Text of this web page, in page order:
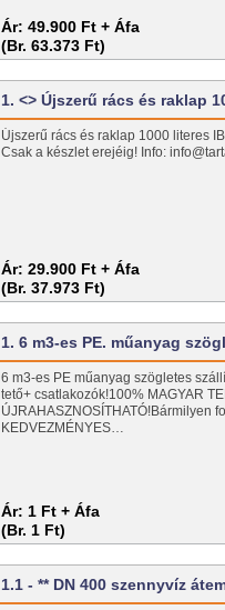
Ár: 49.900 Ft + Áfa
(Br. 63.373 Ft)
1. <> Újszerű rács és raklap
Újszerű rács és raklap 1000 literes
Csak a készlet erejéig! Info:
Ár: 29.900 Ft + Áfa
(Br. 37.973 Ft)
1. 6 m3-es PE. műanyag
6 m3-es PE műanyag szögletes
tető+ csatlakozók!100% MAGYAR
ÚJRAHASZNOSÍTHATÓ!Bármilyen
KEDVEZMÉNYES…
Ár: 1 Ft + Áfa
(Br. 1 Ft)
1.1 - ** DN 400 szennyvíz